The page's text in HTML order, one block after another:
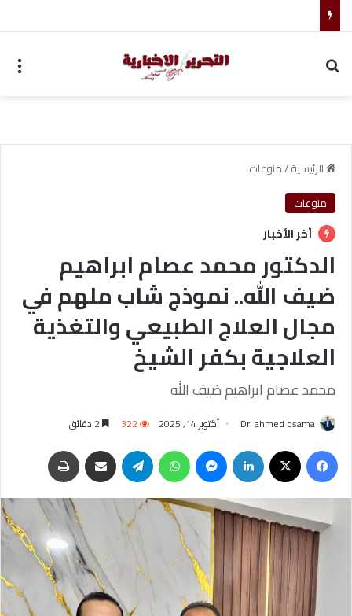
الرئيسية/منوعات
منوعات
أخر الأخبار
الدكتور محمد عصام ابراهيم
ضيف الله.. نموذج شاب ملهم في
مجال العلاج الطبيعي والتغذية
العلاجية بكفر الشيخ
محمد عصام ابراهيم ضيف الله
Dr. ahmed osama أكتوبر 14, 2025 322